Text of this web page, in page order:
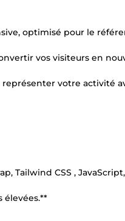
optimisé pour le
vos visiteurs en
votre activité
Tailwind CSS ,
élevées.**